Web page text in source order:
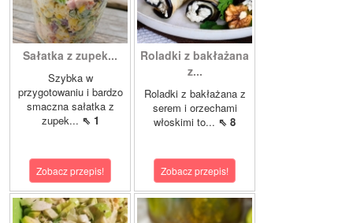
Sałatka z zupek...
Szybka w
przygotowaniu i bardzo
smaczna sałatka z
zupek... ⇖ 1
Zobacz przepis!
Roladki z bakłażana
z...
Roladki z bakłażana z
serem i orzechami
włoskimi to... ⇖ 8
Zobacz przepis!